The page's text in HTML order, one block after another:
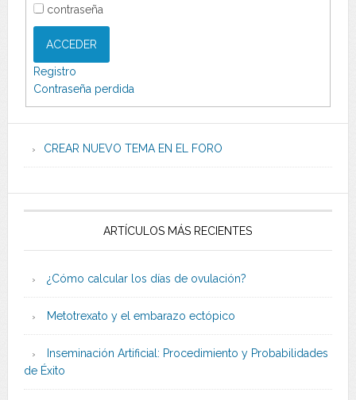
contraseña
ACCEDER
Registro
Contraseña perdida
CREAR NUEVO TEMA EN EL FORO
ARTÍCULOS MÁS RECIENTES
¿Cómo calcular los días de ovulación?
Metotrexato y el embarazo ectópico
Inseminación Artificial: Procedimiento y Probabilidades
de Éxito